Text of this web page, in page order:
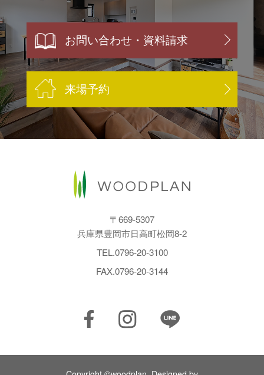
お問い合わせ・資料請求
来場予約
〒669-5307
兵庫県豊岡市日高町松岡8-2
TEL.0796-20-3100
FAX.0796-20-3144